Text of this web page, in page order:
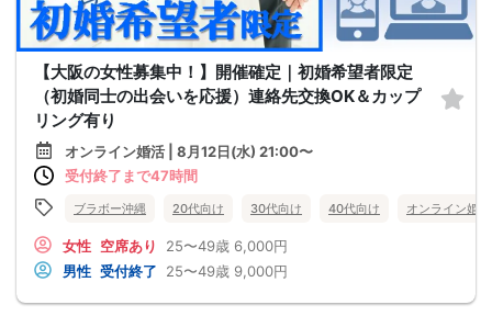
【大阪の女性募集中！】開催確定｜初婚希望者限定
（初婚同士の出会いを応援）連絡先交換OK＆カップ
リング有り
オンライン婚活 | 8月12日(水) 21:00〜
受付終了まで47時間
ブラボー沖縄 20代向け 30代向け 40代向け オンライン婚活
女性 空席あり 25〜49歳 6,000円
男性 受付終了 25〜49歳 9,000円